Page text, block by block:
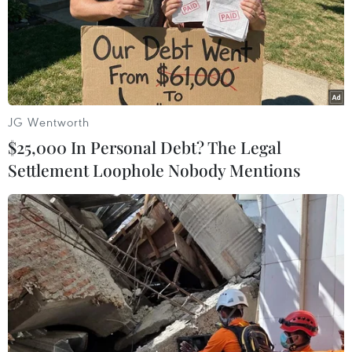
Vinh Khuất vượt 8.900km từ Hannover, Đức về Hà Nội để tham
dự chương trình. (Ảnh: CTV/Vietnam+)
JG Wentworth
$25,000 In Personal Debt? The Legal
Settlement Loophole Nobody Mentions